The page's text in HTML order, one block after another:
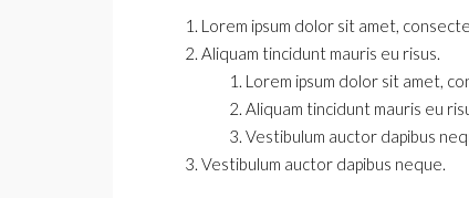
Lorem ipsum dolor sit amet,
Aliquam tincidunt mauris eu risus.
Lorem ipsum dolor sit amet,
Aliquam tincidunt mauris eu
Vestibulum auctor dapibus
Vestibulum auctor dapibus neque.